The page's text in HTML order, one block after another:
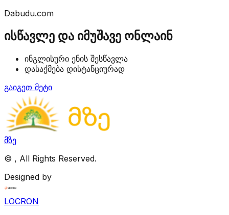
Dabudu.com
ისწავლე და იმუშავე ონლაინ
ინგლისური ენის შესწავლა
დასაქმება დისტანციურად
გაიგეთ მეტი
მზე
© , All Rights Reserved.
Designed by
LOCRON